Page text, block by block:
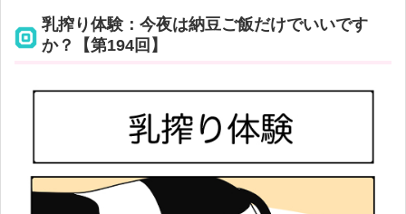
乳搾り体験：今夜は納豆ご飯だけでいいです
か？【第194回】